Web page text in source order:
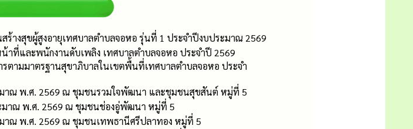
สร้างสุขผู้สูงอายุเทศบาลตำบลจอหอ รุ่นที่ 1 ประจำปีงบประมาณ 2569
าที่และพนักงานดับเพลิง เทศบาลตำบลจอหอ ประจำปี 2569
รตามมาตรฐานสุขาภิบาลในเขตพื้นที่เทศบาลตำบลจอหอ ประจำ
มาณ พ.ศ. 2569 ณ ชุมชนรวมใจพัฒนา และชุมชนสุขสันต์ หมู่ที่ 5
ะมาณ พ.ศ. 2569 ณ ชุมชนช่องอู่พัฒนา หมู่ที่ 5
มาณ พ.ศ. 2569 ณ ชุมชนเทพธานีศรีปลาทอง หมู่ที่ 5